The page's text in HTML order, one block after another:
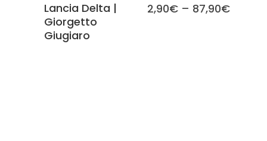
Lancia Delta |
Giorgetto
Giugiaro
2,90€ – 87,90€